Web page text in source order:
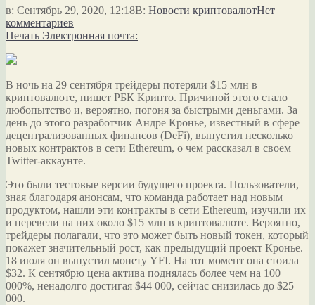
в: Сентябрь 29, 2020, 12:18В: Новости криптовалютНет
комментариев
Печать Электронная почта:
В ночь на 29 сентября трейдеры потеряли $15 млн в
криптовалюте, пишет РБК Крипто. Причиной этого стало
любопытство и, вероятно, погоня за быстрыми деньгами. За
день до этого разработчик Андре Кронье, известный в сфере
децентрализованных финансов (DeFi), выпустил несколько
новых контрактов в сети Ethereum, о чем рассказал в своем
Twitter-аккаунте.
Это были тестовые версии будущего проекта. Пользователи,
зная благодаря анонсам, что команда работает над новым
продуктом, нашли эти контракты в сети Ethereum, изучили их
и перевели на них около $15 млн в криптовалюте. Вероятно,
трейдеры полагали, что это может быть новый токен, который
покажет значительный рост, как предыдущий проект Кронье.
18 июля он выпустил монету YFI. На тот момент она стоила
$32. К сентябрю цена актива поднялась более чем на 100
000%, ненадолго достигая $44 000, сейчас снизилась до $25
000.